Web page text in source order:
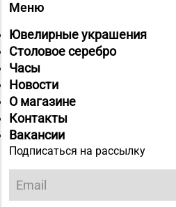
Меню
Ювелирные украшения
Столовое серебро
Часы
Новости
О магазине
Контакты
Вакансии
Подписаться на рассылку